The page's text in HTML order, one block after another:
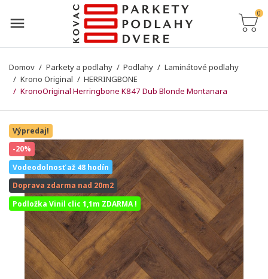
0
Domov Parkety a podlahy Podlahy
Laminátové podlahy
Krono Original
HERRINGBONE
KronoOriginal Herringbone K847 Dub Blonde Montanara
Výpredaj!
-20%
Vodeodolnosť až 48 hodín
Doprava zdarma nad 20m2
Podložka Vinil clic 1,1m ZDARMA !